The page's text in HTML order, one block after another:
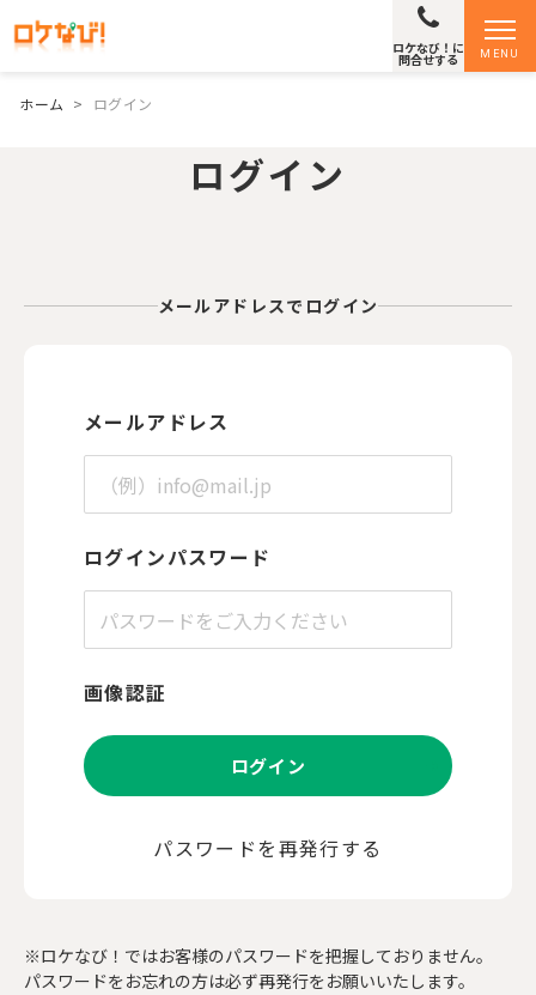
MENU
ロケなび！に
問合せする
ホーム > ログイン
ログイン
メールアドレスでログイン
メールアドレス
ログインパスワード
画像認証
ログイン
パスワードを再発行する
※ロケなび！ではお客様のパスワードを把握しておりません。
パスワードをお忘れの方は必ず再発行をお願いいたします。